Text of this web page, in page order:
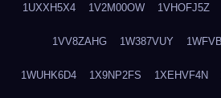
1UXXH5X4 1V2M00OW 1VHOFJ5Z
1VV8ZAHG 1W387VUY
1WUHK6D4 1X9NP2FS 1XEHVF4N